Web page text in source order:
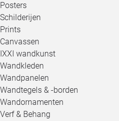
Posters
Schilderijen
Prints
Canvassen
IXXI wandkunst
Wandkleden
Wandpanelen
Wandtegels & -borden
Wandornamenten
Verf & Behang